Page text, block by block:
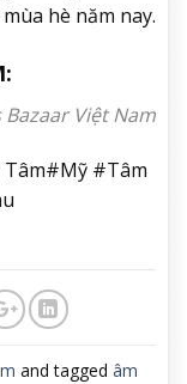
hè năm nay.
Bazaar Việt Nam
Tâm#Mỹ #Tâm
and tagged âm